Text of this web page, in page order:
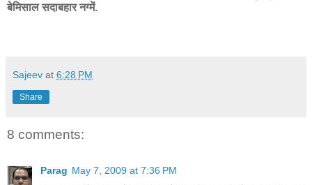
बेमिसाल सदाबहार नग्में.
Sajeev at 6:28 PM
Share
8 comments:
Parag May 7, 2009 at 7:36 PM